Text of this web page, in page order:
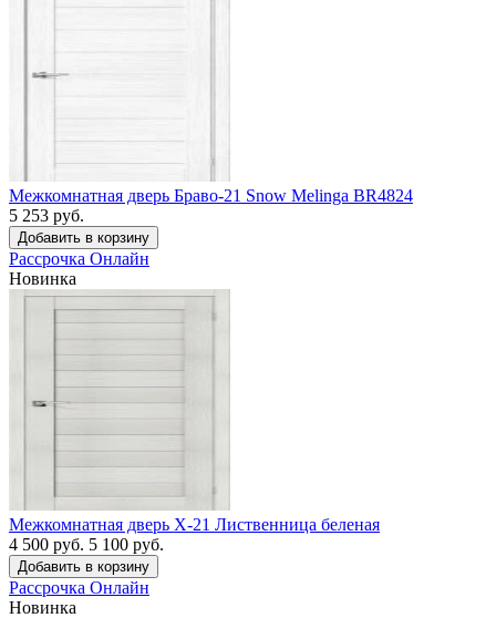
Межкомнатная дверь Браво-21 Snow Melinga BR4824
5 253 руб.
Рассрочка Онлайн
Новинка
Межкомнатная дверь X-21 Лиственница беленая
4 500 руб. 5 100 руб.
Рассрочка Онлайн
Новинка